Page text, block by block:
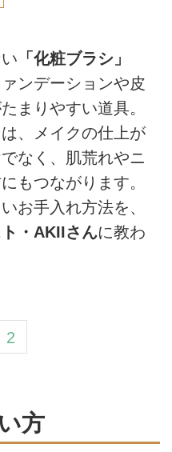
「化粧ブラシ」
ンデーションや皮
まりやすい道具。
、メイクの仕上が
なく、肌荒れやニ
もつながります。
お手入れ方法を、
・AKIIさんに教わ
2
方